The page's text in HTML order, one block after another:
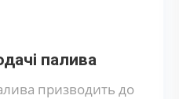
палива
призводить до